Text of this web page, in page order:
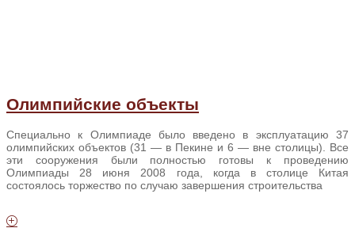
Олимпийские объекты
Специально к Олимпиаде было введено в эксплуатацию 37
олимпийских объектов (31 — в Пекине и 6 — вне столицы). Все
эти сооружения были полностью готовы к проведению
Олимпиады 28 июня 2008 года, когда в столице Китая
состоялось торжество по случаю завершения строительства